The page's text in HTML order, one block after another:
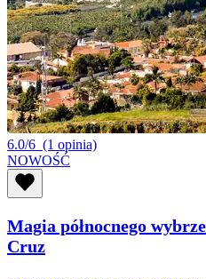
6.0/6 (1 opinia)
NOWOŚĆ
Magia północnego
Cruz